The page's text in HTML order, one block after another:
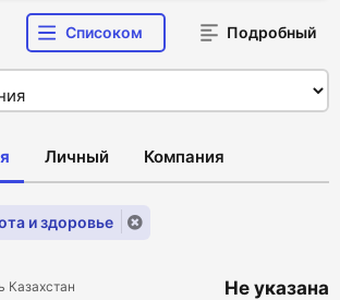
Списоком Подробный
Личный Компания
и здоровье
Казахстан Не указана